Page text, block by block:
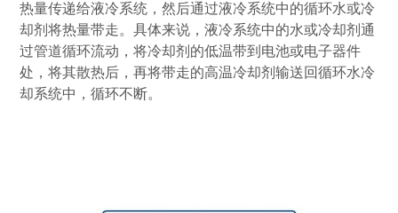
热量传递给液冷系统，然后通过液冷系统中的循环水或冷
却剂将热量带走。具体来说，液冷系统中的水或冷却剂通
过管道循环流动，将冷却剂的低温带到电池或电子器件
处，将其散热后，再将带走的高温冷却剂输送回循环水冷
却系统中，循环不断。